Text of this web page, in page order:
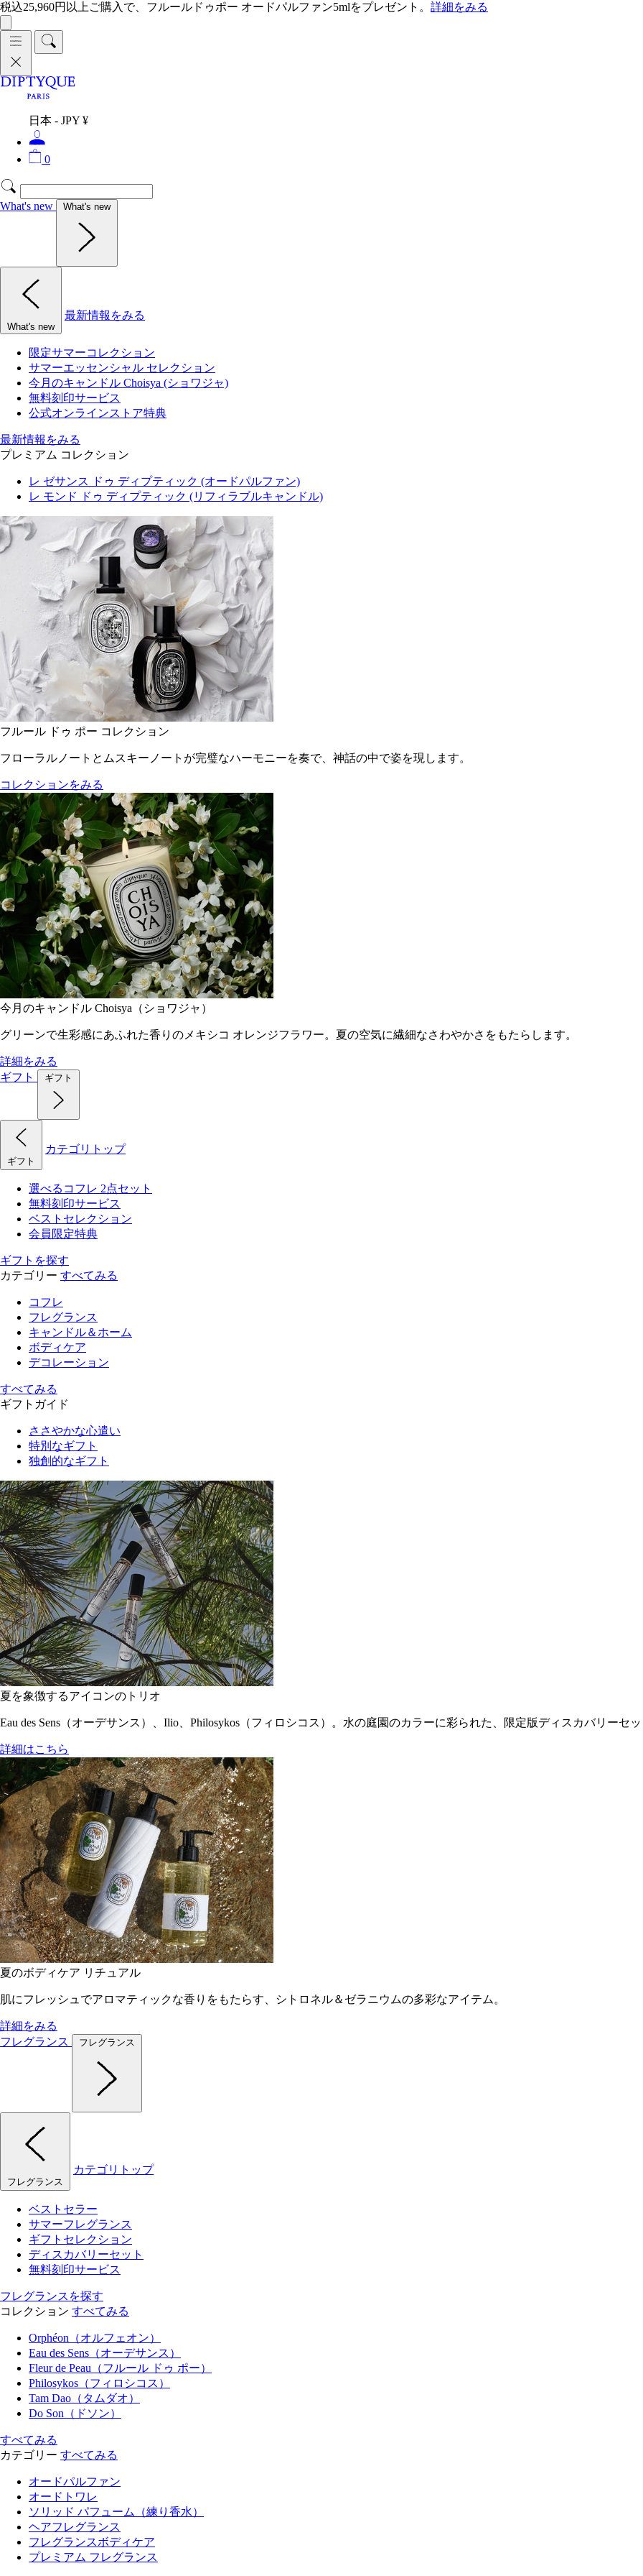
税込25,960円以上ご購入で、フルールドゥポー オードパルファン5mlをプレゼント。 詳細をみる
日本 - JPY ¥
0
What's new What's new
What's new
最新情報をみる
限定サマーコレクション
サマーエッセンシャル セレクション
今月のキャンドル Choisya (ショワジャ)
無料刻印サービス
公式オンラインストア特典
最新情報をみる
プレミアム コレクション
レ ゼサンス ドゥ ディプティック (オードパルファン)
レ モンド ドゥ ディプティック (リフィラブルキャンドル)
フルール ドゥ ポー コレクション
フローラルノートとムスキーノートが完璧なハーモニーを奏で、神話の中で姿を現します。
コレクションをみる
今月のキャンドル Choisya（ショワジャ）
グリーンで生彩感にあふれた香りのメキシコ オレンジフラワー。夏の空気に繊細なさわやかさをもたらします。
詳細をみる
ギフト
ギフト
ギフト
カテゴリトップ
選べるコフレ 2点セット
無料刻印サービス
ベストセレクション
会員限定特典
ギフトを探す
カテゴリー すべてみる
コフレ
フレグランス
キャンドル＆ホーム
ボディケア
デコレーション
すべてみる
ギフトガイド
ささやかな心遣い
特別なギフト
独創的なギフト
夏を象徴するアイコンのトリオ
Eau des Sens（オーデサンス）、Ilio、Philosykos（フィロシコス）。水の庭園のカラーに彩られた、限定版ディスカバリーセ
詳細はこちら
夏のボディケア リチュアル
肌にフレッシュでアロマティックな香りをもたらす、シトロネル＆ゼラニウムの多彩なアイテム。
詳細をみる
フレグランス
フレグランス
フレグランス
カテゴリトップ
ベストセラー
サマーフレグランス
ギフトセレクション
ディスカバリーセット
無料刻印サービス
フレグランスを探す
コレクション すべてみる
Orphéon（オルフェオン）
Eau des Sens（オーデサンス）
Fleur de Peau（フルール ドゥ ポー）
Philosykos（フィロシコス）
Tam Dao（タムダオ）
Do Son（ドソン）
すべてみる
カテゴリー すべてみる
オードパルファン
オードトワレ
ソリッド パフューム（練り香水）
ヘアフレグランス
フレグランスボディケア
プレミアム フレグランス